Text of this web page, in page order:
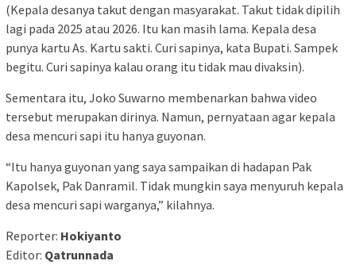
(Kepala desanya takut dengan masyarakat. Takut tidak dipilih
lagi pada 2025 atau 2026. Itu kan masih lama. Kepala desa
punya kartu As. Kartu sakti. Curi sapinya, kata Bupati. Sampek
begitu. Curi sapinya kalau orang itu tidak mau divaksin).
Sementara itu, Joko Suwarno membenarkan bahwa video
tersebut merupakan dirinya. Namun, pernyataan agar kepala
desa mencuri sapi itu hanya guyonan.
“Itu hanya guyonan yang saya sampaikan di hadapan Pak
Kapolsek, Pak Danramil. Tidak mungkin saya menyuruh kepala
desa mencuri sapi warganya,” kilahnya.
Reporter: Hokiyanto
Editor: Qatrunnada